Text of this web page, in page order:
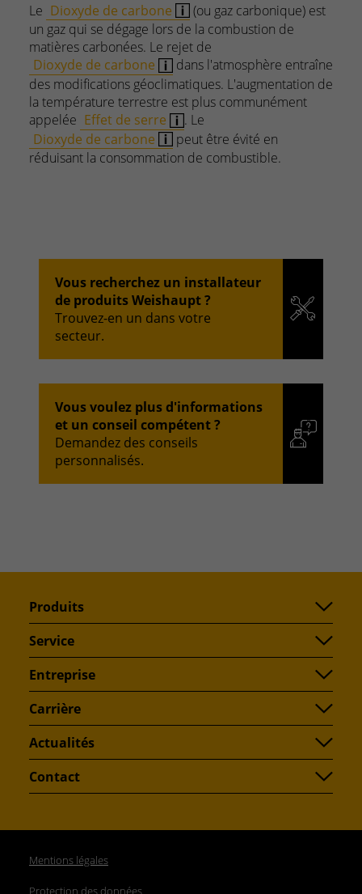
Le Dioxyde de carbone
(ou gaz carbonique) est
un gaz qui se dégage lors de la combustion de
matières carbonées. Le rejet de
Dioxyde de carbone
dans l'atmosphère entraîne
des modifications géoclimatiques. L'augmentation de
la température terrestre est plus communément
appelée Effet de serre
. Le
Dioxyde de carbone
peut être évité en
réduisant la consommation de combustible.
Vous recherchez un installateur
de produits Weishaupt ?
Trouvez-en un dans votre
secteur.
Vous voulez plus d'informations
et un conseil compétent ?
Demandez des conseils
personnalisés.
Produits
Service
Entreprise
Carrière
Actualités
Contact
Mentions légales